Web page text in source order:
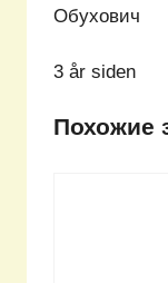
Обухович
3 år siden
Похожие